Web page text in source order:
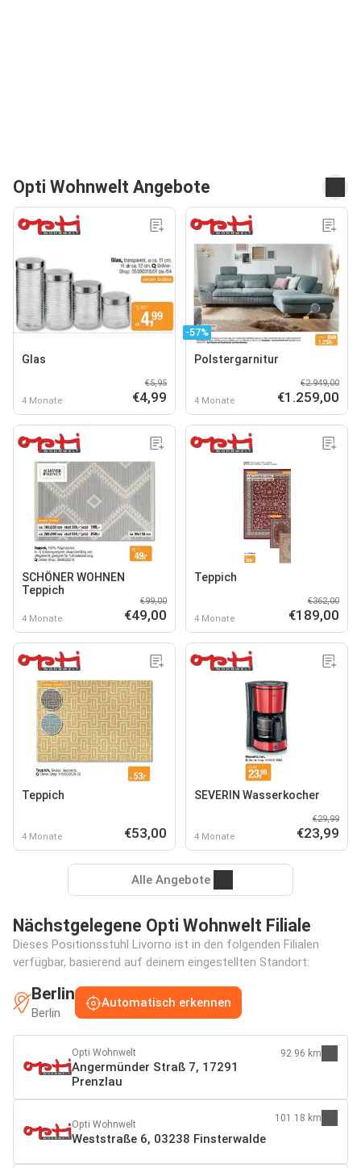
Opti Wohnwelt Angebote
Glas
4 Monate
€5,95
€4,99
-57%
Polstergarnitur
4 Monate
€2.949,00
€1.259,00
SCHÖNER WOHNEN
Teppich
4 Monate
€99,00
€49,00
Teppich
4 Monate
€362,00
€189,00
Teppich
4 Monate €53,00
SEVERIN Wasserkocher
4 Monate
€29,99
€23,99
Alle Angebote
Nächstgelegene Opti Wohnwelt Filiale
Dieses Positionsstuhl Livorno ist in den folgenden Filialen
verfügbar, basierend auf deinem eingestellten Standort:
Berlin
Berlin
Automatisch erkennen
Opti Wohnwelt
Angermünder Straß 7, 17291
Prenzlau
92.96 km
Opti Wohnwelt
Weststraße 6, 03238 Finsterwalde
101.18 km